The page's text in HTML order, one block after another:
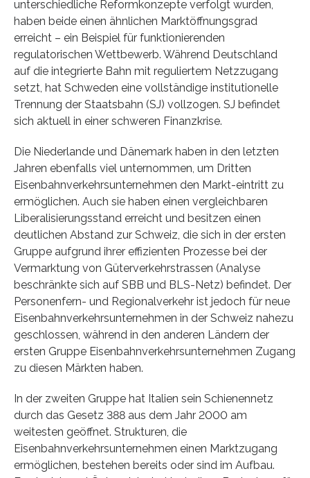
unterschiedliche Reformkonzepte verfolgt wurden,
haben beide einen ähnlichen Marktöffnungsgrad
erreicht – ein Beispiel für funktionierenden
regulatorischen Wettbewerb. Während Deutschland
auf die integrierte Bahn mit reguliertem Netzzugang
setzt, hat Schweden eine vollständige institutionelle
Trennung der Staatsbahn (SJ) vollzogen. SJ befindet
sich aktuell in einer schweren Finanzkrise.
Die Niederlande und Dänemark haben in den letzten
Jahren ebenfalls viel unternommen, um Dritten
Eisenbahnverkehrsunternehmen den Markt-eintritt zu
ermöglichen. Auch sie haben einen vergleichbaren
Liberalisierungsstand erreicht und besitzen einen
deutlichen Abstand zur Schweiz, die sich in der ersten
Gruppe aufgrund ihrer effizienten Prozesse bei der
Vermarktung von Güterverkehrstrassen (Analyse
beschränkte sich auf SBB und BLS-Netz) befindet. Der
Personenfern- und Regionalverkehr ist jedoch für neue
Eisenbahnverkehrsunternehmen in der Schweiz nahezu
geschlossen, während in den anderen Ländern der
ersten Gruppe Eisenbahnverkehrsunternehmen Zugang
zu diesen Märkten haben.
In der zweiten Gruppe hat Italien sein Schienennetz
durch das Gesetz 388 aus dem Jahr 2000 am
weitesten geöffnet. Strukturen, die
Eisenbahnverkehrsunternehmen einen Marktzugang
ermöglichen, bestehen bereits oder sind im Aufbau.